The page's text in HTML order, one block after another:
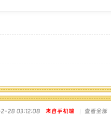
28 03:12:08 来自手机端 查看全部